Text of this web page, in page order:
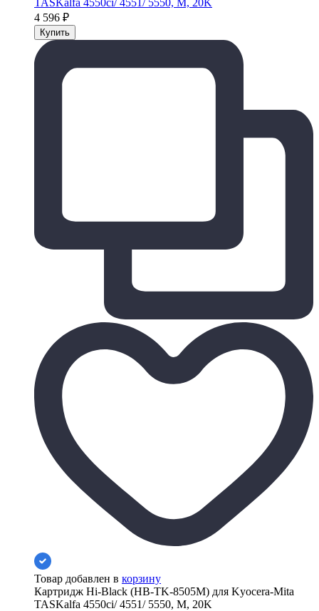
TASKalfa 4550ci/ 4551/ 5550, M, 20K
4 596 ₽
Товар добавлен в корзину
Картридж Hi-Black (HB-TK-8505M) для Kyocera-Mita
TASKalfa 4550ci/ 4551/ 5550, M, 20K